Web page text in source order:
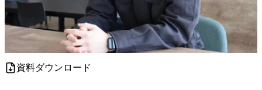
資料ダウンロード